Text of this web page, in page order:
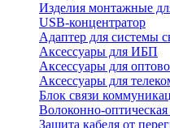
Изделия монтажные
USB-концентратор
Адаптер для системы
Аксессуары для ИБП
Аксессуары для
Аксессуары для
Блок связи
Волоконно-
Защита кабеля от